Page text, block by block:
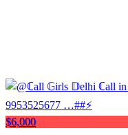
$6,000